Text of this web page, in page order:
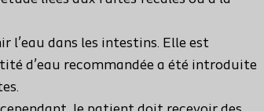
l’eau dans les intestins. Elle est
d’eau recommandée a été introduite